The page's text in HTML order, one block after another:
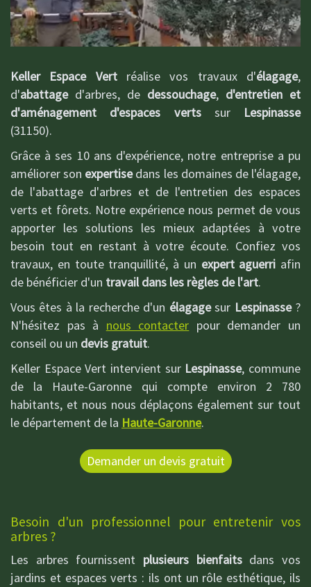
Keller Espace Vertréalise vos travaux d'élagage,
d'abattaged'arbres, de dessouchage, d'entretien et
d'aménagement d'espaces vertssur Lespinasse
(31150).
Grâce à ses 10 ans d'expérience, notre entreprise a pu
améliorer son expertisedans les domaines de l'élagage,
de l'abattage d'arbres et de l'entretien des espaces
verts et fôrets. Notre expérience nous permet de vous
apporter les solutions les mieux adaptées à votre
besoin tout en restant à votre écoute. Confiez vos
travaux, en toute tranquillité, à un expert aguerri afin
de bénéficier d'un travail dans les règles de l'art.
Vous êtes à la recherche d'un élagagesur Lespinasse?
N'hésitez pas à nous contacter pour demander un
conseil ou un devis gratuit.
Keller Espace Vert intervient sur Lespinasse, commune
de la Haute-Garonne qui compte environ 2 780
habitants, et nous nous déplaçons également sur tout
le département de la Haute-Garonne.
Demander un devis gratuit
Besoin d'un professionnel pour entretenir vos
arbres ?
Les arbres fournissent plusieurs bienfaitsdans vos
jardins et espaces verts : ils ont un rôle esthétique, ils